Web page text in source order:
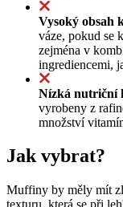
Vysoký obsah
váze, pokud se
zejména v
ingrediencemi,
Nízká nutriční
vyrobeny z
množství
Jak vybrat?
Muffiny by měly mít